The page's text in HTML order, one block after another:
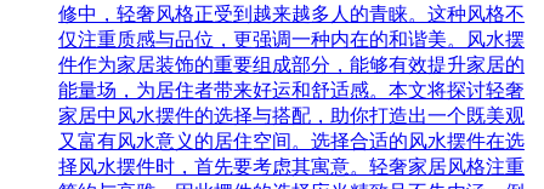
修中，轻奢风格正受到越来越多人的青睐。这种风格不
仅注重质感与品位，更强调一种内在的和谐美。风水摆
件作为家居装饰的重要组成部分，能够有效提升家居的
能量场，为居住者带来好运和舒适感。本文将探讨轻奢
家居中风水摆件的选择与搭配，助你打造出一个既美观
又富有风水意义的居住空间。选择合适的风水摆件在选
择风水摆件时，首先要考虑其寓意。轻奢家居风格注重